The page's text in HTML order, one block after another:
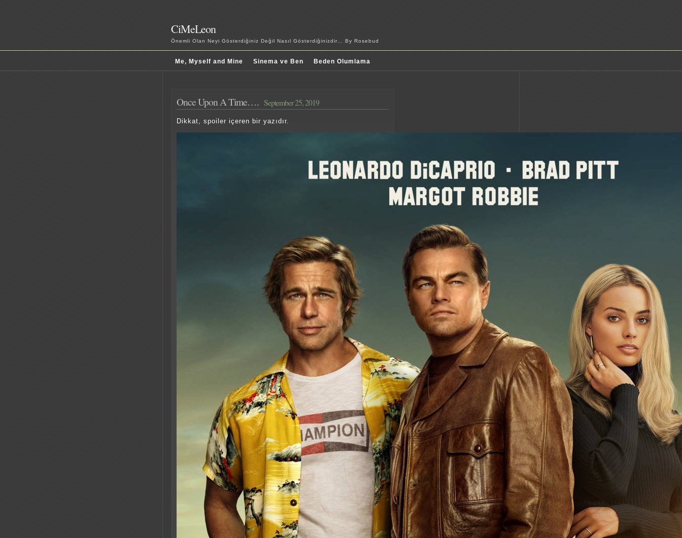
CiMeLeon
Önemli Olan Neyi Gösterdiğiniz Değil Nasıl Gösterdiğinizdir… By Rosebud
Me, Myself and Mine Sinema ve Ben Beden Olumlama
Once Upon A Time…. September 25, 2019
Dikkat, spoiler içeren bir yazıdır.